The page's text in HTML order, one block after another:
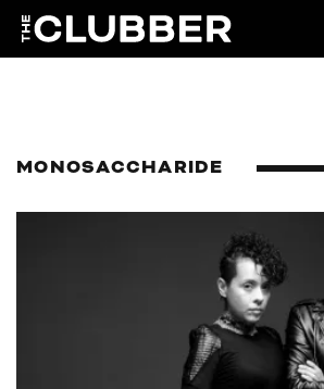
MONOSACCHARIDE